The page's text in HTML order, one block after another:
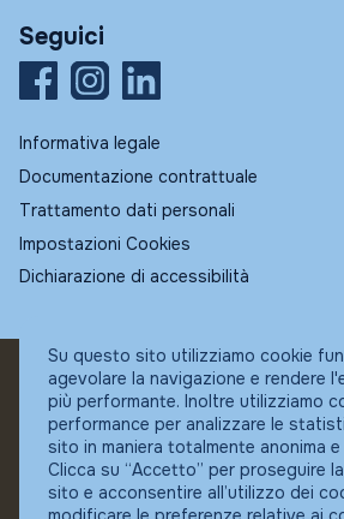
Seguici
Informativa legale
Documentazione contrattuale
Trattamento dati personali
Impostazioni Cookies
Dichiarazione di accessibilità
© Fundstore
Collocatore autorizzato:
Banca Ifigest SpA
P.Iva: 04337180485
Su questo sito utilizziamo cookie
agevolare la navigazione e rendere
più performante. Inoltre utilizziamo
performance per analizzare le
sito in maniera totalmente anonima
Clicca su “Accetto” per proseguire
sito e acconsentire all’utilizzo dei